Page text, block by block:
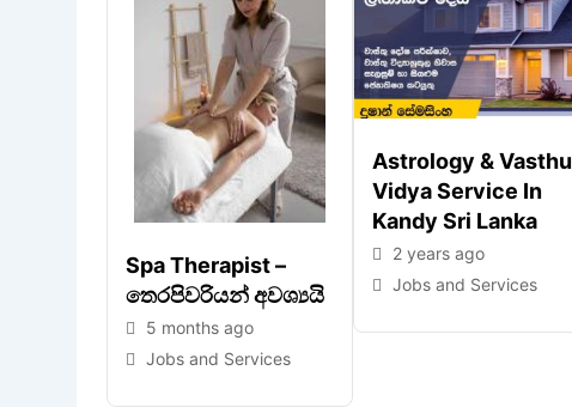
Spa Therapist –
තෙරපිවරියන් අවශ්‍යයි
5 months ago
Jobs and Services
Astrology & Vasthu
Vidya Service In
Kandy Sri Lanka
2 years ago
Jobs and Services